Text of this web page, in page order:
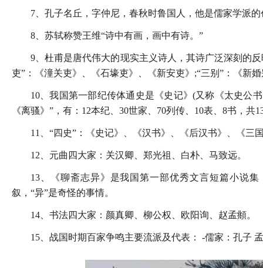
7、孔子名丘，字仲尼，春秋时鲁国人，他是儒家学派
8、苏轼称赞王维“诗中有画，画中有诗。”
9、杜甫是唐代伟大的现实主义诗人，其诗广泛深刻的
吏”：《潼关吏》、《石壕吏》、《新安吏》;“三别”：《新
10、我国第一部纪传体通史是《史记》(又称《太史公
《离骚》”，有：12本纪、30世家、70列传、10表、8书，共
11、“四史”：《史记》、《汉书》、《后汉书》、《三
12、元曲四大家：关汉卿、郑光祖、白朴、马致远。
13、《聊斋志异》是我国第一部优秀文言短篇小说
叙，“异”是奇怪的事情。
14、书法四大家：颜真卿、柳公权、欧阳询、赵孟頫。
15、战国时期百家争鸣主要流派及代表： -儒家：孔子